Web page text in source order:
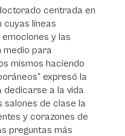
centrada en
cuyas líneas
y las
medio para
mismos haciendo
expresó la
dedicarse a la vida
salones de clase la
y corazones de
preguntas más